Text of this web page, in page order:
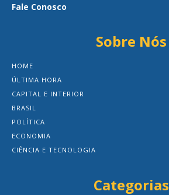
Fale Conosco
Sobre Nós
HOME
ÚLTIMA HORA
CAPITAL E INTERIOR
BRASIL
POLÍTICA
ECONOMIA
CIÊNCIA E TECNOLOGIA
Categorias